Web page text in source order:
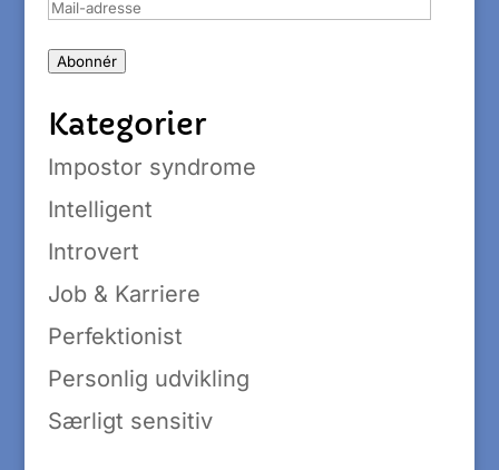
Abonnér
Kategorier
Impostor syndrome
Intelligent
Introvert
Job & Karriere
Perfektionist
Personlig udvikling
Særligt sensitiv